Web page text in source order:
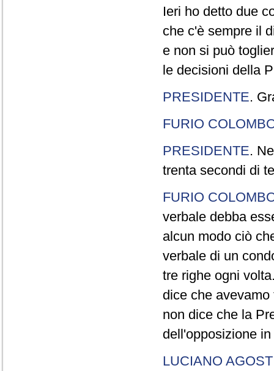
Ieri ho detto due
che c'è sempre il
e non si può
le decisioni della
PRESIDENTE.
FURIO
PRESIDENTE.
trenta secondi di
FURIO
verbale debba
alcun modo ciò
verbale di un
tre righe ogni
dice che
non dice che la
dell'opposizione
LUCIANO